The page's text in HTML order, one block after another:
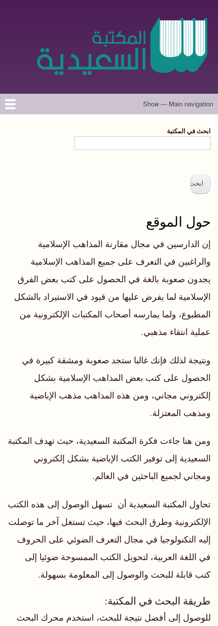
الرئيسي
Main
Show — Main navigation
الرئيسية
المؤلفون
تواصل معنا
حول الموقع
ابحث في المكتبة
حول الموقع
إن الدارسين في مجال مقارنة المذاهب الإسلامية
والراغبين في التعرف على جميع المذاهب الإسلامية
يجدون صعوبة بالغة في الحصول على كتب بعض الفرق
الإسلامية لما يفرض عليها من قيود في الاستيراد بالشكل
المطبوع، ولما يمارسه أصحاب المكتبات الإلكترونية من
عملية انتقاء مذهبي.
ونتيجة لذلك فإنك غالبا ستجد صعوبة ومشقة كبيرة في
الحصول على كتب بعض المذاهب الإسلامية بشكل
إلكتروني مجاني، ومن هذه المذاهب مذهب الإباضية
ومذهب المعتزلة.
ومن هنا جاءت فكرة المكتبة السعيدية، حيث تهدف المكتبة
السعيدية إلى توفير الكتب الإباضية بشكل إلكتروني
ومجاني لجميع الباحثين في العالم.
تحاول المكتبة السعيدية أن تسهل الوصول إلى هذه الكتب
الإلكترونية وطرق البحث فيها، حيث تستغل آخر ما توصلت
إليه التكنولوجيا في مجال التعرف الضوئي على الحروف
في اللغة العربية، لتحويل الكتب الممسوحة ضوئيا إلى
كتب قابلة للبحث والوصول إلى المعلومة بسهولة.
طريقة البحث في المكتبة:
للوصول إلى أفضل نتيجة للبحث، استخدم محرك البحث